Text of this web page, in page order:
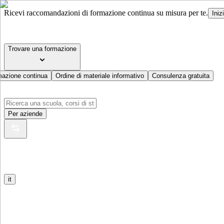
Ricevi raccomandazioni di formazione continua su misura per te.
Trovare una formazione
continua Ordine di materiale informativo Consulenza gratuita
Per aziende
it